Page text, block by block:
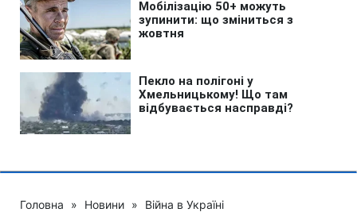
Головна » Новини » Війна в Україні